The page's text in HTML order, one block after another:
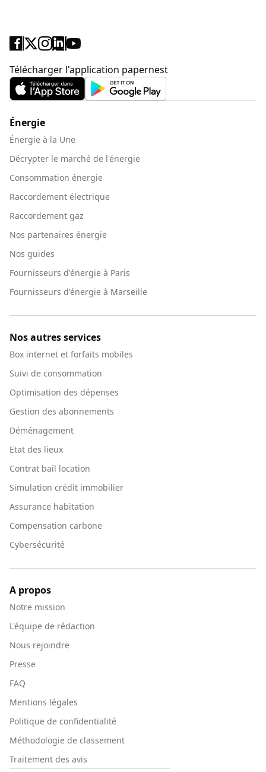
Télécharger l'application papernest
Énergie
Énergie à la Une
Décrypter le marché de l'énergie
Consommation énergie
Raccordement électrique
Raccordement gaz
Nos partenaires énergie
Nos guides
Fournisseurs d'énergie à Paris
Fournisseurs d'énergie à Marseille
Nos autres services
Box internet et forfaits mobiles
Suivi de consommation
Optimisation des dépenses
Gestion des abonnements
Déménagement
Etat des lieux
Contrat bail location
Simulation crédit immobilier
Assurance habitation
Compensation carbone
Cybersécurité
A propos
Notre mission
L'équipe de rédaction
Nous rejoindre
Presse
FAQ
Mentions légales
Politique de confidentialité
Méthodologie de classement
Traitement des avis